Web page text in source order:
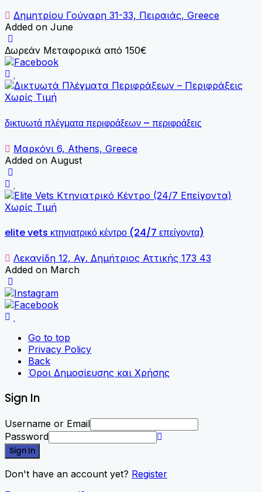
Δημητρίου Γούναρη 31-33, Πειραιάς, Greece
Added on June
Δωρεάν Μεταφορικά από 150€
Χωρίς Τιμή
δικτυωτά πλέγματα περιφράξεων – περιφράξεις
Μαρκόνι 6, Athens, Greece
Added on August
Χωρίς Τιμή
elite vets κτηνιατρικό κέντρο (24/7 επείγοντα)
Λεκανίδη 12, Αγ. Δημήτριος Αττικής 173 43
Added on March
Go to top
Privacy Policy
Back
Όροι Δημοσίευσης και Χρήσης
Sign In
Username or Email
Password
Sign In
Don't have an account yet? Register